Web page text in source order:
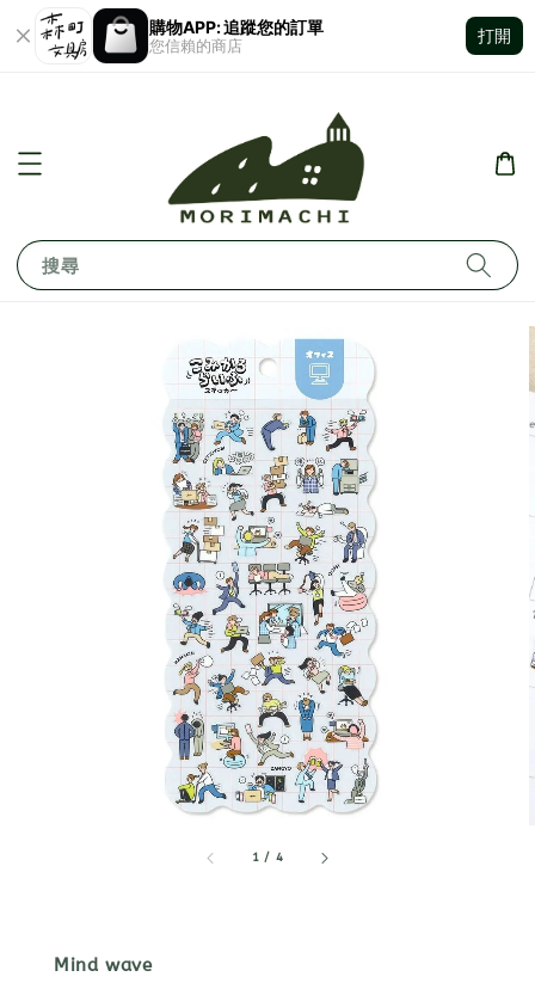
購物APP: 追蹤您的訂單
您信賴的商店
打開
搜尋
1 / 4
Mind wave